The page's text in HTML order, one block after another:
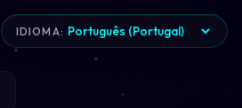
IDIOMA: